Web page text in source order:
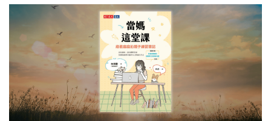
為正在努力的學生與陪伴的家長，提供一個可行的參考方向。